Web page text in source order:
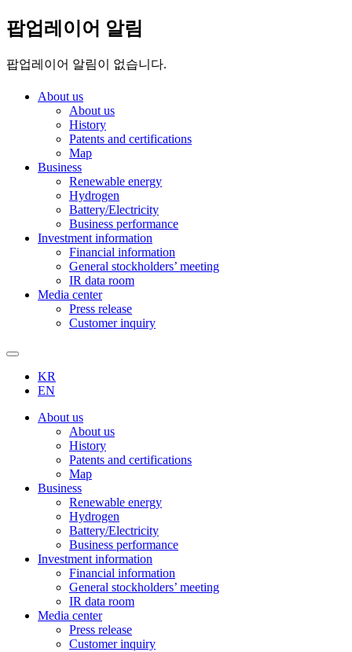
팝업레이어 알림
팝업레이어 알림이 없습니다.
About us
About us
History
Patents and certifications
Map
Business
Renewable energy
Hydrogen
Battery/Electricity
Business performance
Investment information
Financial information
General stockholders’ meeting
IR data room
Media center
Press release
Customer inquiry
KR
EN
About us
About us
History
Patents and certifications
Map
Business
Renewable energy
Hydrogen
Battery/Electricity
Business performance
Investment information
Financial information
General stockholders’ meeting
IR data room
Media center
Press release
Customer inquiry